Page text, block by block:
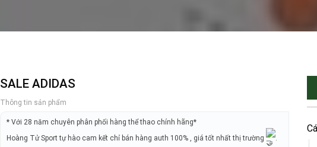
SALE ADIDAS
Thông tin sản phẩm
* Với 28 năm chuyên phân phối hàng thể thao chính hãng*
Hoàng Tử Sport tự hào cam kết chỉ bán hàng auth 100% , giá tốt nhất thị trường
.